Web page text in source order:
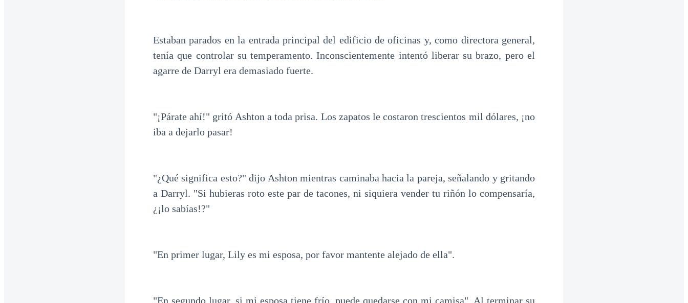
Estaban parados en la entrada principal del edificio de oficinas y, como directora general,
tenía que controlar su temperamento. Inconscientemente intentó liberar su brazo, pero el
agarre de Darryl era demasiado fuerte.
"¡Párate ahí!" gritó Ashton a toda prisa. Los zapatos le costaron trescientos mil dólares, ¡no
iba a dejarlo pasar!
"¿Qué significa esto?" dijo Ashton mientras caminaba hacia la pareja, señalando y gritando
a Darryl. "Si hubieras roto este par de tacones, ni siquiera vender tu riñón lo compensaría,
¿¡lo sabías!?"
"En primer lugar, Lily es mi esposa, por favor mantente alejado de ella".
"En segundo lugar, si mi esposa tiene frío, puede quedarse con mi camisa". Al terminar su